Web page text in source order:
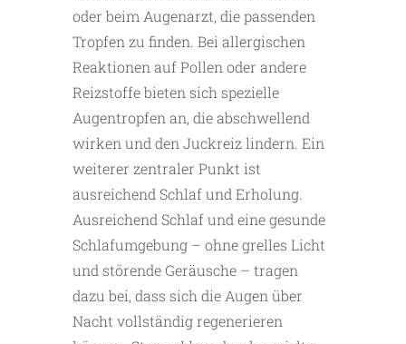
oder beim Augenarzt, die passenden
Tropfen zu finden. Bei allergischen
Reaktionen auf Pollen oder andere
Reizstoffe bieten sich spezielle
Augentropfen an, die abschwellend
wirken und den Juckreiz lindern. Ein
weiterer zentraler Punkt ist
ausreichend Schlaf und Erholung.
Ausreichend Schlaf und eine gesunde
Schlafumgebung – ohne grelles Licht
und störende Geräusche – tragen
dazu bei, dass sich die Augen über
Nacht vollständig regenerieren